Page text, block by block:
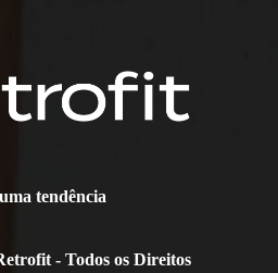
tendência
- Todos os Direitos